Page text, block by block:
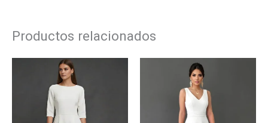
Productos relacionados